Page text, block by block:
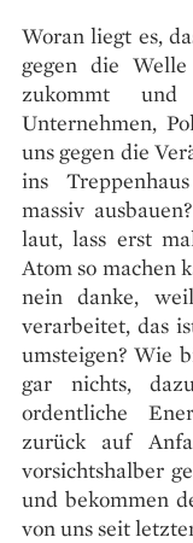
Woran liegt es,
gegen die
zukommt
Unternehmen,
uns gegen die
ins
massiv
laut, lass erst
Atom so machen
nein danke,
verarbeitet, das
umsteigen? Wie
gar nichts,
ordentliche
zurück auf
vorsichtshalber
und bekommen
von uns seit